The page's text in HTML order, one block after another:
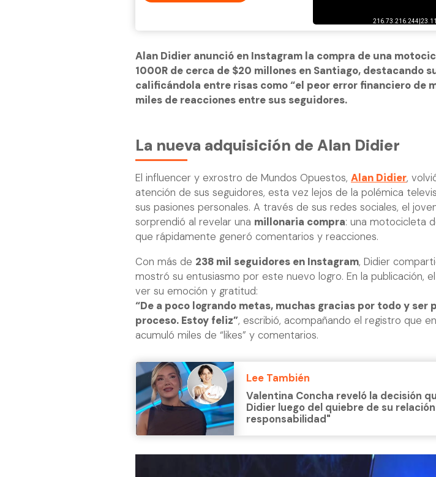
Alan Didier anunció en Instagram la compra de una
1000R de cerca de $20 millones en Santiago, destacando
calificándola entre risas como “el peor error financiero de
miles de reacciones entre sus seguidores.
La nueva adquisición de Alan Didier
El influencer y exrostro de Mundos Opuestos, Alan Didier,
atención de sus seguidores, esta vez lejos de la polémica
sus pasiones personales. A través de sus redes sociales, el
sorprendió al revelar una millonaria compra: una motocicleta
que rápidamente generó comentarios y reacciones.
Con más de 238 mil seguidores en Instagram, Didier
mostró su entusiasmo por este nuevo logro. En la publicación,
ver su emoción y gratitud:
“De a poco logrando metas, muchas gracias por todo y ser
proceso. Estoy feliz”, escribió, acompañando el registro que
acumuló miles de “likes” y comentarios.
Lee También
Valentina Concha reveló la decisión
Didier luego del quiebre de su
responsabilidad"